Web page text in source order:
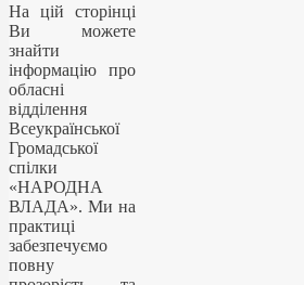
На цій сторінці
Ви можете
знайти
інформацію про
обласні
відділення
Всеукраїнської
Громадської
спілки
«НАРОДНА
ВЛАДА». Ми на
практиці
забезпечуємо
повну